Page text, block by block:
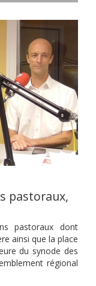
pastoraux,
pastoraux dont
ainsi que la place
du synode des
régional